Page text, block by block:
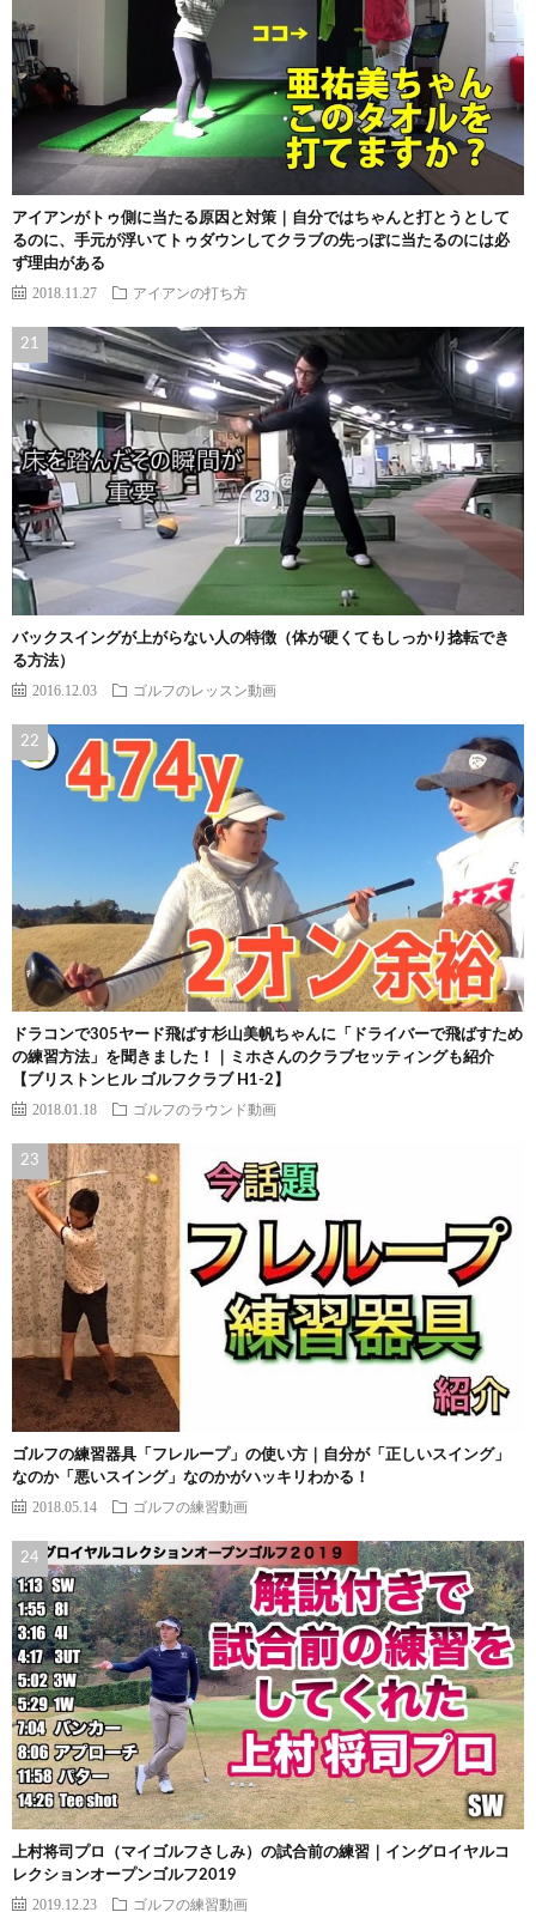
アイアンがトゥ側に当たる原因と対策｜自分ではちゃんと打とうとして
るのに、手元が浮いてトゥダウンしてクラブの先っぽに当たるのには必
ず理由がある
2018.11.27 アイアンの打ち方
バックスイングが上がらない人の特徴（体が硬くてもしっかり捻転でき
る方法）
2016.12.03 ゴルフのレッスン動画
ドラコンで305ヤード飛ばす杉山美帆ちゃんに「ドライバーで飛ばすため
の練習方法」を聞きました！｜ミホさんのクラブセッティングも紹介
【ブリストンヒル ゴルフクラブ H1-2】
2018.01.18 ゴルフのラウンド動画
ゴルフの練習器具「フレループ」の使い方｜自分が「正しいスイング」
なのか「悪いスイング」なのかがハッキリわかる！
2018.05.14 ゴルフの練習動画
上村将司プロ（マイゴルフさしみ）の試合前の練習｜イングロイヤルコ
レクションオープンゴルフ2019
2019.12.23 ゴルフの練習動画